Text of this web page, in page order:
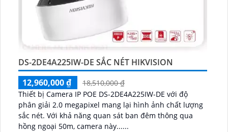
DS-2DE4A225IW-DE SẮC NÉT HIKVISION
12,960,000 ₫
18,510,000 ₫
Thiết bị Camera IP POE DS-2DE4A225IW-DE với độ
phân giải 2.0 megapixel mang lại hình ảnh chất lượng
sắc nét. Với khả năng quan sát ban đêm thông qua
hồng ngoại 50m, camera này......